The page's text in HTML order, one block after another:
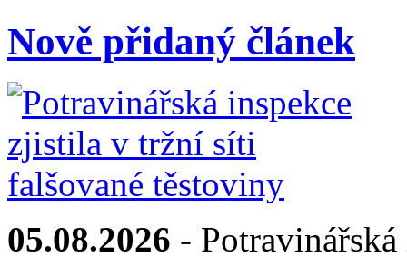
Nově přidaný článek
05.08.2026 -